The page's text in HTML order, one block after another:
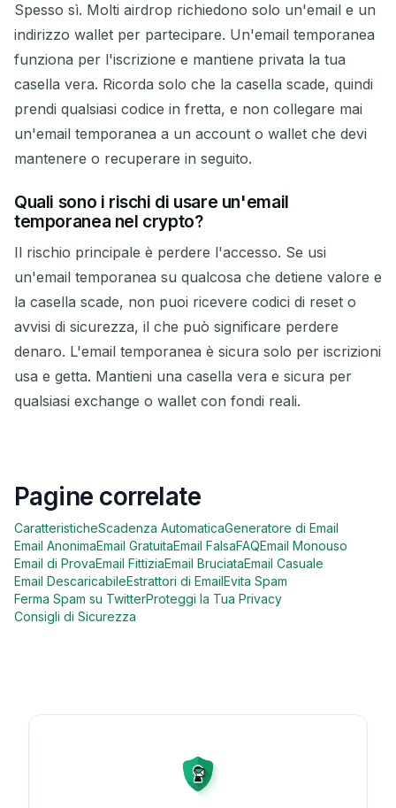
Spesso sì. Molti airdrop richiedono solo un'email e un
indirizzo wallet per partecipare. Un'email temporanea
funziona per l'iscrizione e mantiene privata la tua
casella vera. Ricorda solo che la casella scade, quindi
prendi qualsiasi codice in fretta, e non collegare mai
un'email temporanea a un account o wallet che devi
mantenere o recuperare in seguito.
Quali sono i rischi di usare un'email
temporanea nel crypto?
Il rischio principale è perdere l'accesso. Se usi
un'email temporanea su qualcosa che detiene valore e
la casella scade, non puoi ricevere codici di reset o
avvisi di sicurezza, il che può significare perdere
denaro. L'email temporanea è sicura solo per iscrizioni
usa e getta. Mantieni una casella vera e sicura per
qualsiasi exchange o wallet con fondi reali.
Pagine correlate
CaratteristicheScadenza AutomaticaGeneratore di Email
Email AnonimaEmail GratuitaEmail FalsaFAQEmail Monouso
Email di ProvaEmail FittiziaEmail BruciataEmail Casuale
Email DescaricabileEstrattori di EmailEvita Spam
Ferma Spam su TwitterProteggi la Tua Privacy
Consigli di Sicurezza